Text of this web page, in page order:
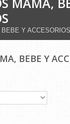
Y ACCESORIOS
BEBE Y